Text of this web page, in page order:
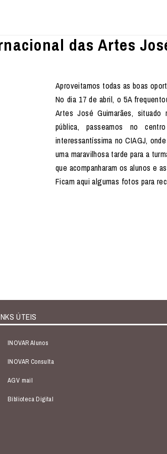
das Artes
Aproveitamos todas as boas
No dia 17 de abril, o 5A
Artes José Guimarães,
pública, passeamos no
interessantíssima no CIAGJ,
uma maravilhosa tarde para a
que acompanharam os alunos e
Ficam aqui algumas fotos para
ÚTEIS
INOVAR Alunos
INOVAR Consulta
AGV mail
Biblioteca Digital